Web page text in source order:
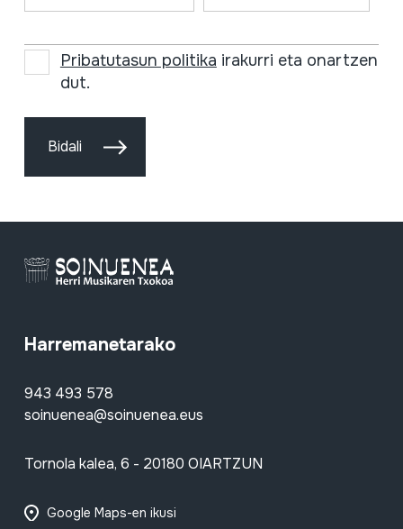
Pribatutasun politika irakurri eta onartzen
dut.
Bidali
Harremanetarako
943 493 578
soinuenea@soinuenea.eus
Tornola kalea, 6 - 20180 OIARTZUN
Google Maps-en ikusi